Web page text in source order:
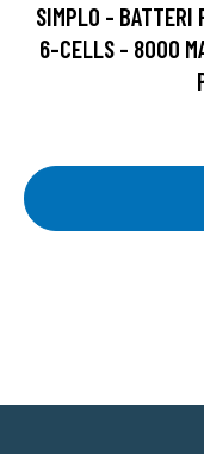
SIMPLO - BATTERI
6-CELLS - 8000